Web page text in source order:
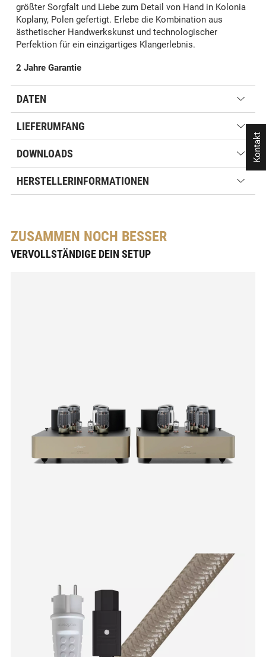
größter Sorgfalt und Liebe zum Detail von Hand in Kolonia
Koplany, Polen gefertigt. Erlebe die Kombination aus
ästhetischer Handwerkskunst und technologischer
Perfektion für ein einzigartiges Klangerlebnis.
2 Jahre Garantie
DATEN
LIEFERUMFANG
DOWNLOADS
HERSTELLERINFORMATIONEN
ZUSAMMEN NOCH BESSER
VERVOLLSTÄNDIGE DEIN SETUP
Kontakt